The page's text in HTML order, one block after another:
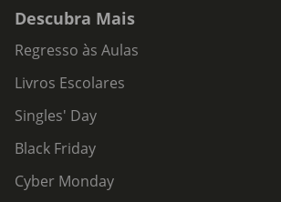
Descubra Mais
Regresso às Aulas
Livros Escolares
Singles' Day
Black Friday
Cyber Monday